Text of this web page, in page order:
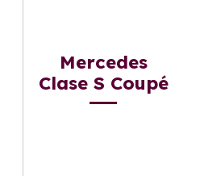
Mercedes
Clase S Coupé